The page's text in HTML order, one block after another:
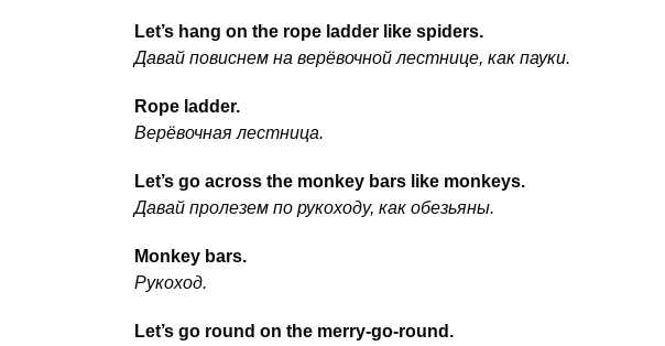
Let’s hang on the rope ladder like spiders.
Давай повиснем на верёвочной лестнице, как пауки.
Rope ladder.
Верёвочная лестница.
Let’s go across the monkey bars like monkeys.
Давай пролезем по рукоходу, как обезьяны.
Monkey bars.
Рукоход.
Let’s go round on the merry-go-round.